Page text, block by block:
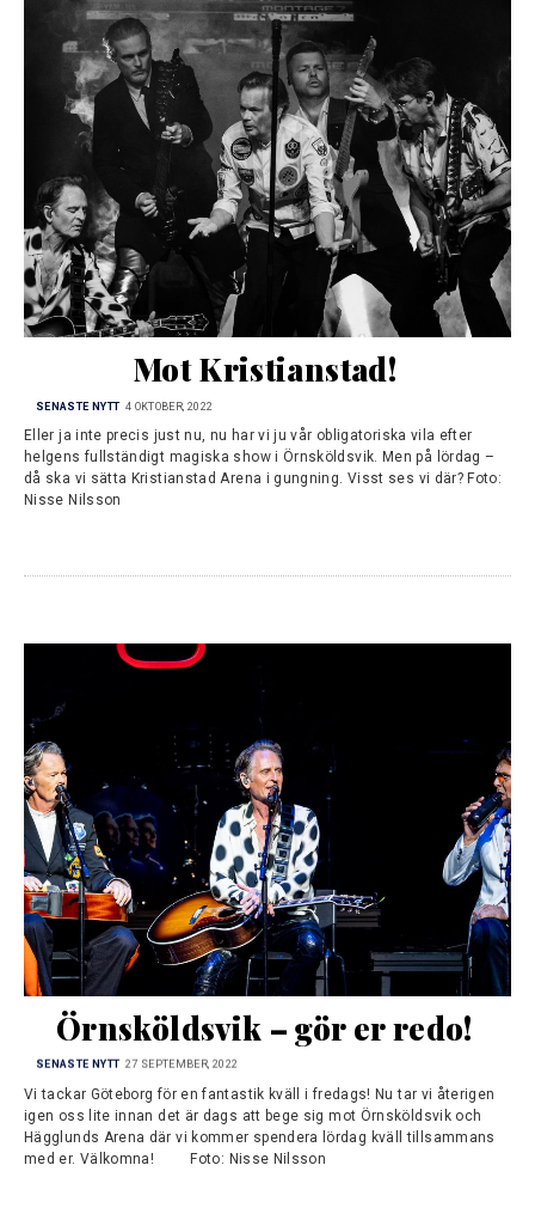
Mot Kristianstad!
SENASTE NYTT 4 OKTOBER, 2022
Eller ja inte precis just nu, nu har vi ju vår obligatoriska vila efter
helgens fullständigt magiska show i Örnsköldsvik. Men på lördag –
då ska vi sätta Kristianstad Arena i gungning. Visst ses vi där? Foto:
Nisse Nilsson
Örnsköldsvik – gör er redo!
SENASTE NYTT 27 SEPTEMBER, 2022
Vi tackar Göteborg för en fantastik kväll i fredags! Nu tar vi återigen
igen oss lite innan det är dags att bege sig mot Örnsköldsvik och
Hägglunds Arena där vi kommer spendera lördag kväll tillsammans
med er. Välkomna! Foto: Nisse Nilsson